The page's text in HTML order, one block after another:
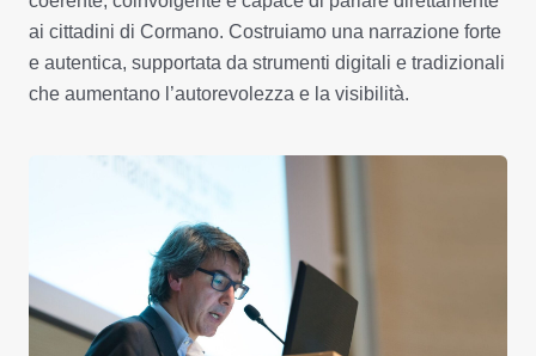
ai cittadini di Cormano. Costruiamo una narrazione forte
e autentica, supportata da strumenti digitali e tradizionali
che aumentano l’autorevolezza e la visibilità.